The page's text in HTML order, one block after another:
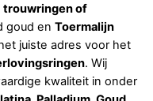
trouwringen of
goud en Toermalijn
juiste adres voor het
. Wij
kwaliteit in onder